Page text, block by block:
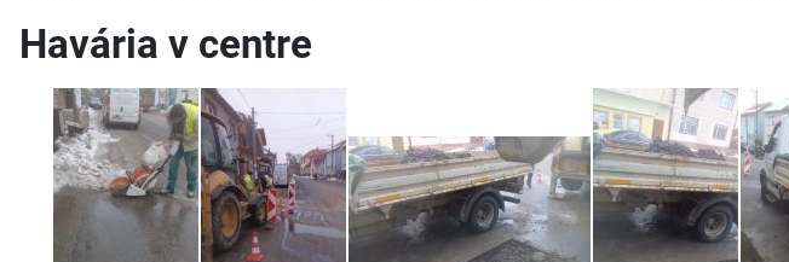
Havária v centre